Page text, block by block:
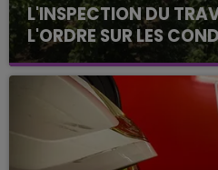
L'INSPECTION DU
L'ORDRE SUR LES
Alors que les dates de
s'est avéré être plus
l'inspection du Travail
les conditions de...